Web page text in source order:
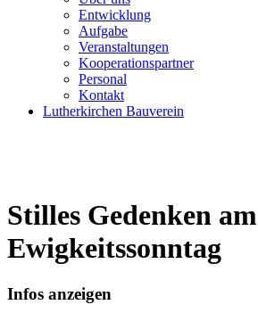
Entwicklung
Aufgabe
Veranstaltungen
Kooperationspartner
Personal
Kontakt
Lutherkirchen Bauverein
Stilles Gedenken am
Ewigkeitssonntag
Infos anzeigen